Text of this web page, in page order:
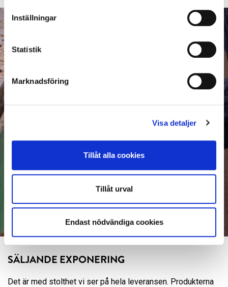
Inställningar
Statistik
Marknadsföring
Visa detaljer
Tillåt alla cookies
Tillåt urval
Endast nödvändiga cookies
SÄLJANDE EXPONERING
Det är med stolthet vi ser på hela leveransen. Produkterna